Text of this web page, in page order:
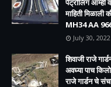
पेट्रोलिंग आम्ही
माहिती मिळाली
MH34 AA
July 30, 2022
शिवाजी राजे
अवघ्या पाच
राजे गार्डन चे